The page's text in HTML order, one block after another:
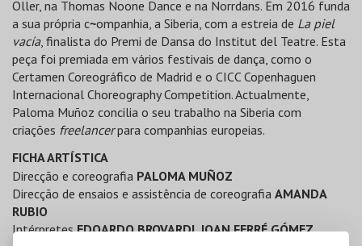
Oller, na Thomas Noone Dance e na Norrdans. Em 2016 funda
a sua própria c~ompanhia, a Siberia, com a estreia de La piel
vacía, finalista do Premi de Dansa do Institut del Teatre. Esta
peça foi premiada em vários festivais de dança, como o
Certamen Coreográfico de Madrid e o CICC Copenhaguen
Internacional Choreography Competition. Actualmente,
Paloma Muñoz concilia o seu trabalho na Siberia com
criações freelancerpara companhias europeias.
FICHA ARTÍSTICA
Direcção e coreografia PALOMA MUÑOZ
Direcção de ensaios e assistência de coreografia AMANDA
RUBIO
IntérpretesEDOARDO BROVARDI, JOAN FERRÉ GÓMEZ,